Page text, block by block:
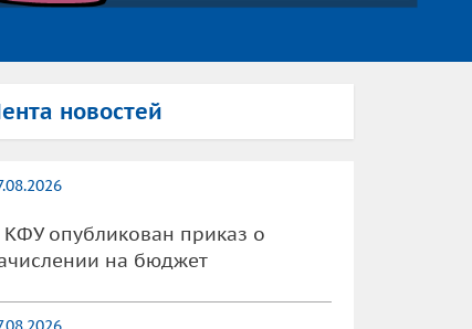
новостей
КФУ опубликован приказ о
на бюджет